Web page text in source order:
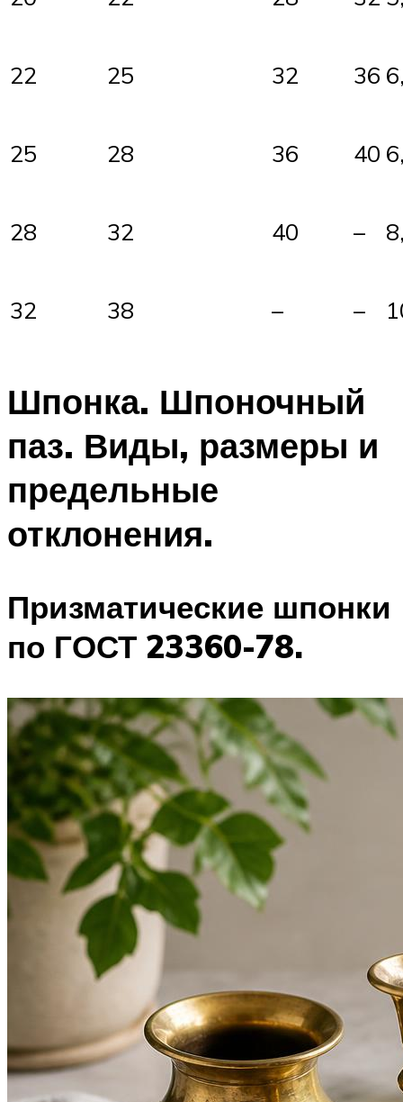
22 25 32 36
25 28 36 40
28 32 40 –
32 38 – –
Шпонка. Шпоночный
паз. Виды, размеры и
предельные
отклонения.
Призматические шпонки
по ГОСТ 23360-78.